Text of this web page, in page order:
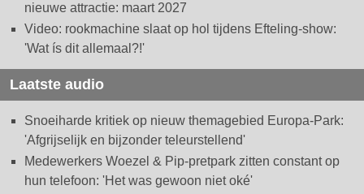
nieuwe attractie: maart 2027
Video: rookmachine slaat op hol tijdens Efteling-show:
'Wat ís dit allemaal?!'
Laatste audio
Snoeiharde kritiek op nieuw themagebied Europa-Park:
'Afgrijselijk en bijzonder teleurstellend'
Medewerkers Woezel & Pip-pretpark zitten constant op
hun telefoon: 'Het was gewoon niet oké'